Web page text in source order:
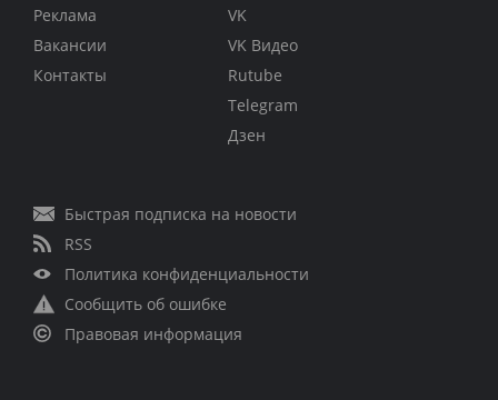
Реклама
Вакансии
Контакты
VK
VK Видео
Rutube
Telegram
Дзен
Быстрая подписка на новости
RSS
Политика конфиденциальности
Сообщить об ошибке
Правовая информация